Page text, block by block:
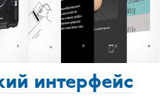
интерфейс